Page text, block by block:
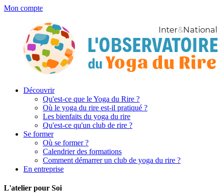
Mon compte
Découvrir
Qu'est-ce que le Yoga du Rire ?
Où le yoga du rire est-il pratiqué ?
Les bienfaits du yoga du rire
Qu'est-ce qu'un club de rire ?
Se former
Où se former ?
Calendrier des formations
Comment démarrer un club de yoga du rire ?
En entreprise
L'atelier pour Soi